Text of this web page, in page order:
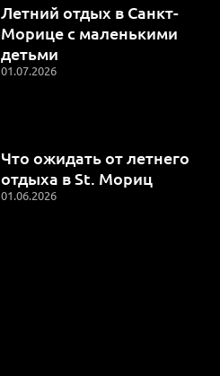
Летний отдых в Санкт-
Морице с маленькими
детьми
01.07.2026
Что ожидать от летнего
отдыха в St. Мориц
01.06.2026